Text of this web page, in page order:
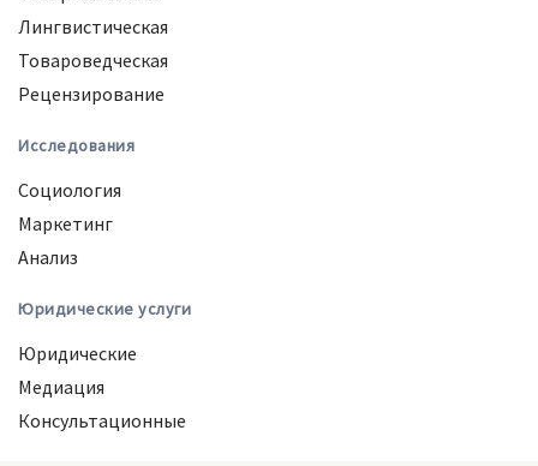
Лингвистическая
Товароведческая
Рецензирование
Исследования
Социология
Маркетинг
Анализ
Юридические услуги
Юридические
Медиация
Консультационные